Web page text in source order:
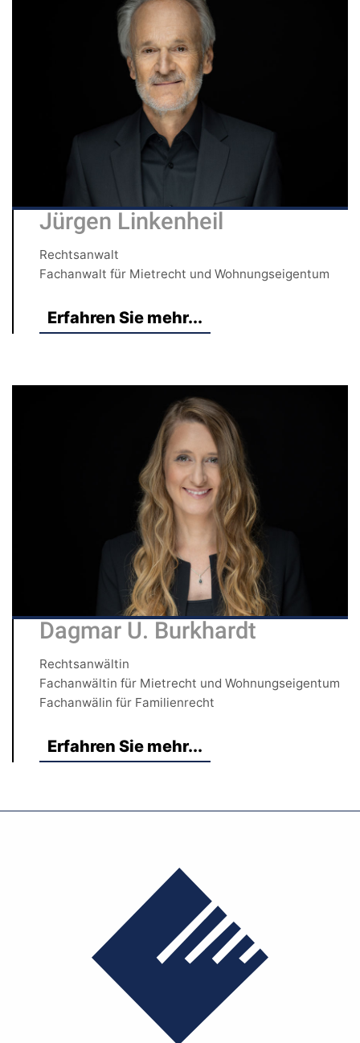
Jürgen Linkenheil
Rechtsanwalt
Fachanwalt für Mietrecht und Wohnungseigentum
Erfahren Sie mehr...
Dagmar U. Burkhardt
Rechtsanwältin
Fachanwältin für Mietrecht und Wohnungseigentum
Fachanwälin für Familienrecht
Erfahren Sie mehr...